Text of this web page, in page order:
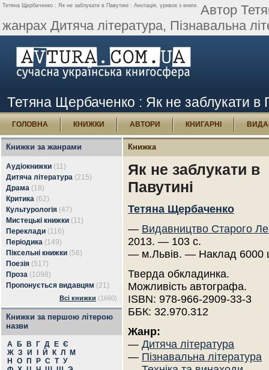
Тетяна Щербаченко : Як не заблукати в Павутині : Анотація, уривок з книги. Автор
жанрах Дитяча література, Пізнавальна
Тетяна Щербаченко : Як не заблукати в
ГОЛОВНА КНИЖКИ АВТОРИ КНИГАРНІ
Книжки за жанрами
Аудіокнижки (11)
Дитяча література (215)
Драма (18)
Критика (62)
Культурологія (47)
Мистецькі книжки (11)
Переклади (116)
Періодика (149)
Піксельні книжки (56)
Поезія (517)
Проза (1098)
Пропонується видавцям (21)
Всі книжки (1660)
Книжки за першою літерою
назви
А Б В Г Д Е Є
Ж З И Й К Л
М
Н
О П Р С Т У
Книжка
Як не заблукати в
Павутині
Тетяна Щербаченко
— Видавництво Старого
2013. — 103 с.
— м.Львів. — Наклад 6000
Тверда обкладинка.
Можливість автографа.
ISBN: 978-966-2909-33-3
ББК: 32.970.312
Жанр:
— Дитяча література
— Пізнавальна література